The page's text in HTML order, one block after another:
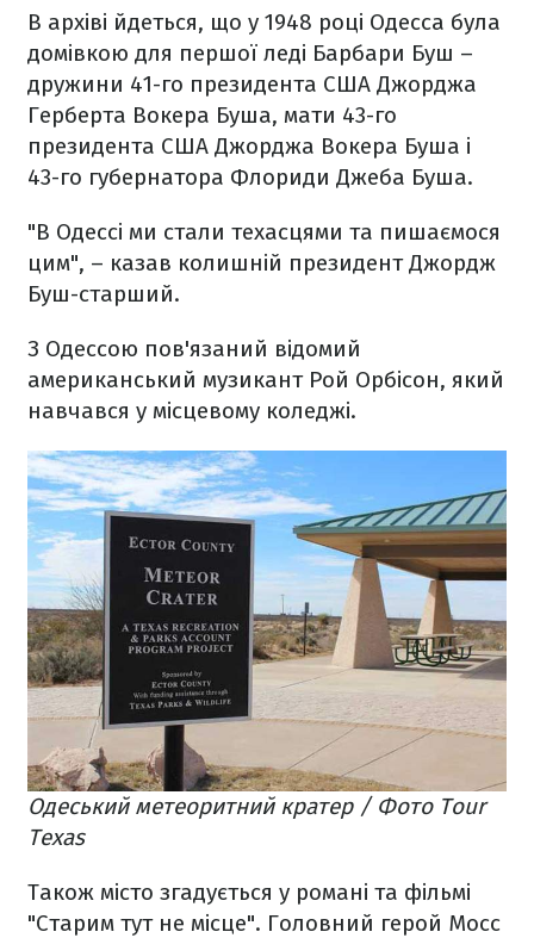
В архіві йдеться, що у 1948 році Одесса була
домівкою для першої леді Барбари Буш –
дружини 41-го президента США Джорджа
Герберта Вокера Буша, мати 43-го
президента США Джорджа Вокера Буша і
43-го губернатора Флориди Джеба Буша.
"В Одессі ми стали техасцями та пишаємося
цим", – казав колишній президент Джордж
Буш-старший.
З Одессою пов'язаний відомий
американський музикант Рой Орбісон, який
навчався у місцевому коледжі.
Одеський метеоритний кратер / Фото Tour
Texas
Також місто згадується у романі та фільмі
"Старим тут не місце". Головний герой Мосс